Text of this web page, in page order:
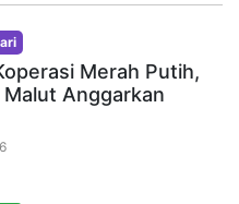
Merah Putih,
Anggarkan